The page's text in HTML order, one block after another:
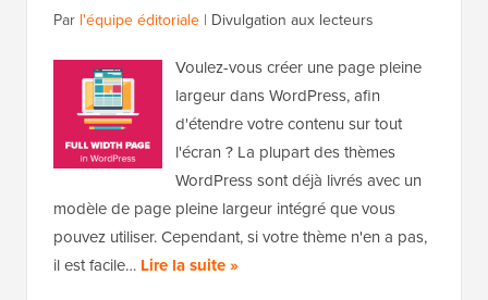
Par l'équipe éditoriale | Divulgation aux lecteurs
Voulez-vous créer une page pleine
largeur dans WordPress, afin
d'étendre votre contenu sur tout
l'écran ? La plupart des thèmes
WordPress sont déjà livrés avec un
modèle de page pleine largeur intégré que vous
pouvez utiliser. Cependant, si votre thème n'en a pas,
il est facile… Lire la suite »